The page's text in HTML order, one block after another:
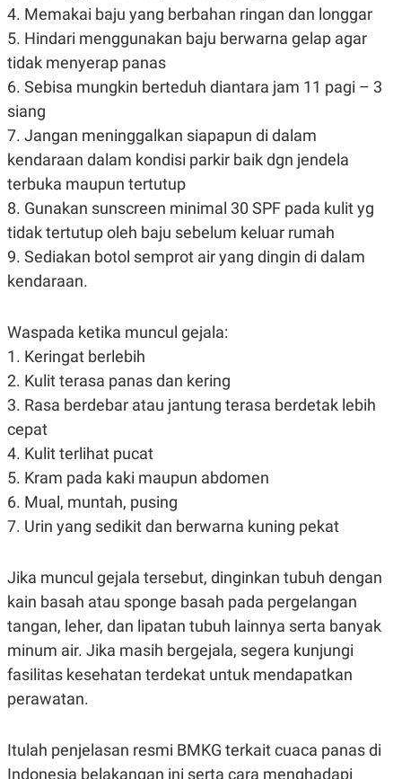
4. Memakai baju yang berbahan ringan dan longgar
5. Hindari menggunakan baju berwarna gelap agar
tidak menyerap panas
6. Sebisa mungkin berteduh diantara jam 11 pagi – 3
siang
7. Jangan meninggalkan siapapun di dalam
kendaraan dalam kondisi parkir baik dgn jendela
terbuka maupun tertutup
8. Gunakan sunscreen minimal 30 SPF pada kulit yg
tidak tertutup oleh baju sebelum keluar rumah
9. Sediakan botol semprot air yang dingin di dalam
kendaraan.
Waspada ketika muncul gejala:
1. Keringat berlebih
2. Kulit terasa panas dan kering
3. Rasa berdebar atau jantung terasa berdetak lebih
cepat
4. Kulit terlihat pucat
5. Kram pada kaki maupun abdomen
6. Mual, muntah, pusing
7. Urin yang sedikit dan berwarna kuning pekat
Jika muncul gejala tersebut, dinginkan tubuh dengan
kain basah atau sponge basah pada pergelangan
tangan, leher, dan lipatan tubuh lainnya serta banyak
minum air. Jika masih bergejala, segera kunjungi
fasilitas kesehatan terdekat untuk mendapatkan
perawatan.
Itulah penjelasan resmi BMKG terkait cuaca panas di
Indonesia belakangan ini serta cara menghadapi